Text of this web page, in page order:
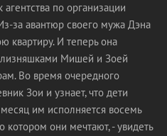
по организации
за авантюр своего мужа Дэна
квартиру. И теперь она
Мишей и Зоей
Во время очередного
Зои и узнает, что дети
им исполняется восемь
котором они мечтают, - увидеть